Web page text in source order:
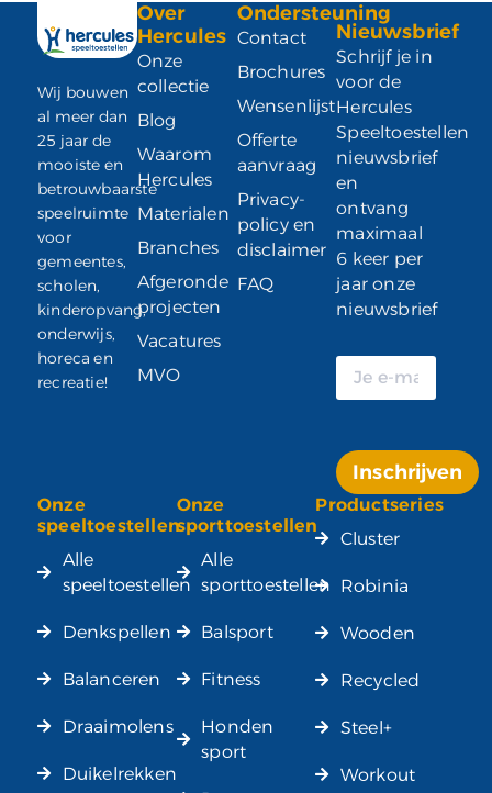
Wij bouwen
al meer dan
25 jaar de
mooiste en
betrouwbaarste
speelruimte
voor
gemeentes,
scholen,
kinderopvang,
onderwijs,
horeca en
recreatie!
Over
Hercules
Onze
collectie
Blog
Waarom
Hercules
Materialen
Branches
Afgeronde
projecten
Vacatures
MVO
Ondersteuning
Contact
Brochures
Wensenlijst
Offerte
aanvraag
Privacy-
policy en
disclaimer
FAQ
Nieuwsbrief
Schrijf je in
voor de
Hercules
Speeltoestellen
nieuwsbrief
en
ontvang
maximaal
6 keer per
jaar onze
nieuwsbrief
Inschrijven
Alternative:
Onze
speeltoestellen
Alle
speeltoestellen
Denkspellen
Balanceren
Draaimolens
Duikelrekken
Onze
sporttoestellen
Alle
sporttoestellen
Balsport
Fitness
Honden
sport
Productseries
Cluster
Robinia
Wooden
Recycled
Steel+
Workout